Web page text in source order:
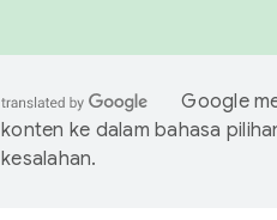
Google
konten ke dalam bahasa
kesalahan.